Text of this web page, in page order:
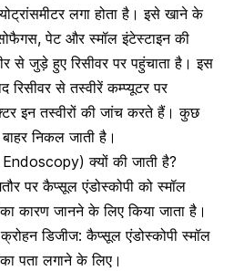
लगा होता है। इसे खाने के
,पेट और स्मॉल इंटेस्टाइन की
से जुड़े हुए रिसीवर पर पहुंचाता है। इस
रिसीवर से तस्वीरें कम्प्यूटर पर
इन तस्वीरों की जांच करते हैं। कुछ
निकल जाती है।
Endoscopy)क्यों की जाती है?
पर कैप्सूल एंडोस्कोपी को स्मॉल
का कारण जानने के लिए किया जाता है।
क्रोहन डिजीज: कैप्सूल एंडोस्कोपी स्मॉल
का पता लगाने के लिए।